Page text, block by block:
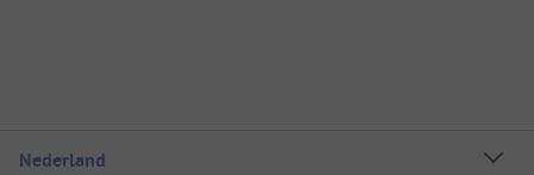
Nederland